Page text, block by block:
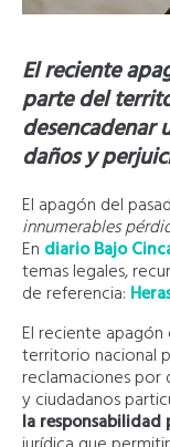
El reciente
parte del
desencadenar
daños y
El apagón del
innumerables
En diario Bajo
temas legales,
de referencia:
El reciente
territorio nacional
reclamaciones por
y ciudadanos
la